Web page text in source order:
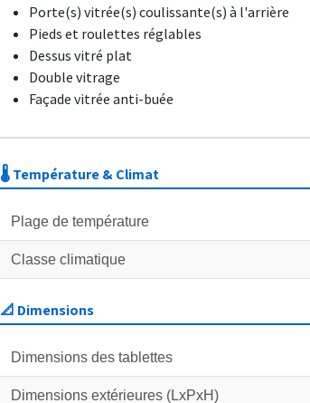
Porte(s) vitrée(s) coulissante(s) à l'arrière
Pieds et roulettes réglables
Dessus vitré plat
Double vitrage
Façade vitrée anti-buée
🌡️ Température & Climat
Plage de température
Classe climatique
📐 Dimensions
Dimensions des tablettes
Dimensions extérieures (LxPxH)